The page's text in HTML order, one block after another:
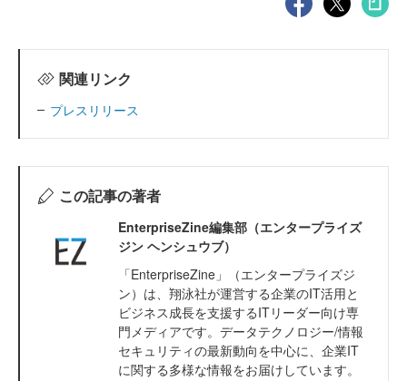
関連リンク
プレスリリース
この記事の著者
EnterpriseZine編集部（エンタープライズ
ジン ヘンシュウブ）
「EnterpriseZine」（エンタープライズジ
ン）は、翔泳社が運営する企業のIT活用と
ビジネス成長を支援するITリーダー向け専
門メディアです。データテクノロジー/情報
セキュリティの最新動向を中心に、企業IT
に関する多様な情報をお届けしています。